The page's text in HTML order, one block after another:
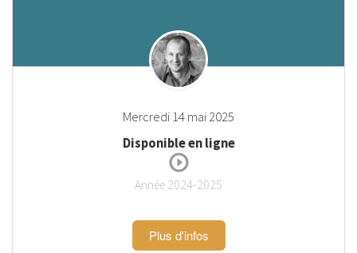
Mercredi 14 mai 2025
Disponible en ligne
Année 2024-2025
Plus d'infos